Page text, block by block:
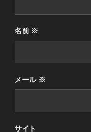
名前 ※
メール ※
サイト